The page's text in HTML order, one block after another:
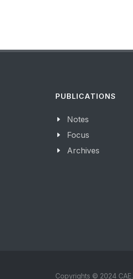
PUBLICATIONS
Notes
Focus
Archives
Copyrights © 2024 CAE.